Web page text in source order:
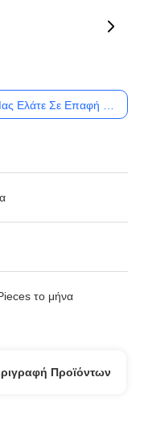
το μήνα
Ελάτε Σε Επαφή Με
Προϊόντων